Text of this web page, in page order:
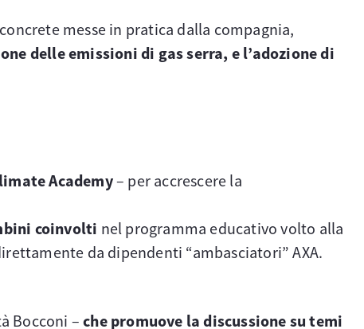
messe in pratica dalla compagnia,
delle emissioni di gas serra, e l’adozione di
Academy– per accrescere la
coinvolti nel programma educativo volto alla
da dipendenti “ambasciatori” AXA.
Bocconi –che promuove la discussione su temi